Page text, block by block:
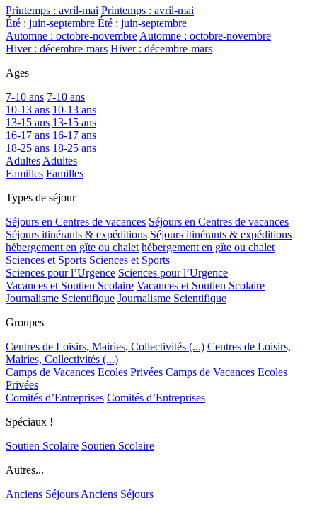
Printemps : avril-mai Printemps : avril-mai
Été : juin-septembre Été : juin-septembre
Automne : octobre-novembreAutomne : octobre-novembre
Hiver : décembre-mars Hiver : décembre-mars
Ages
7-10 ans 7-10 ans
10-13 ans 10-13 ans
13-15 ans 13-15 ans
16-17 ans 16-17 ans
18-25 ans 18-25 ans
AdultesAdultes
Familles Familles
Types de séjour
Séjours en Centres de vacances Séjours en Centres de vacances
Séjours itinérants & expéditions Séjours itinérants & expéditions
hébergement en gîte ou chalet hébergement en gîte ou chalet
Sciences et Sports Sciences et Sports
Sciences pour l’Urgence Sciences pour l’Urgence
Vacances et Soutien Scolaire Vacances et Soutien Scolaire
Journalisme Scientifique Journalisme Scientifique
Groupes
Centres de Loisirs, Mairies, Collectivités (...) Centres de Loisirs,
Mairies, Collectivités (...)
Camps de Vacances Ecoles Privées Camps de Vacances Ecoles
Privées
Comités d’Entreprises Comités d’Entreprises
Spéciaux !
Soutien Scolaire Soutien Scolaire
Autres...
Anciens SéjoursAnciens Séjours